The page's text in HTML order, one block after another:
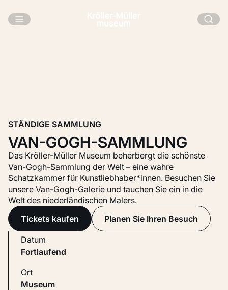
STÄNDIGE SAMMLUNG
VAN-GOGH-SAMMLUNG
Das Kröller-Müller Museum beherbergt die schönste
Van-Gogh-Sammlung der Welt – eine wahre
Schatzkammer für Kunstliebhaber*innen. Besuchen Sie
unsere Van-Gogh-Galerie und tauchen Sie ein in die
Welt des niederländischen Malers.
Tickets kaufen
Planen Sie Ihren Besuch
Datum
Fortlaufend
Ort
Museum